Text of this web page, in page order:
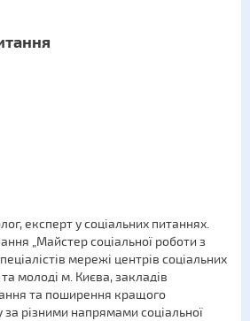
експерт у соціальних питаннях.
„Майстер соціальної роботи з
мережі центрів соціальних
та молоді м. Києва, закладів
та поширення кращого
за різними напрямами соціальної